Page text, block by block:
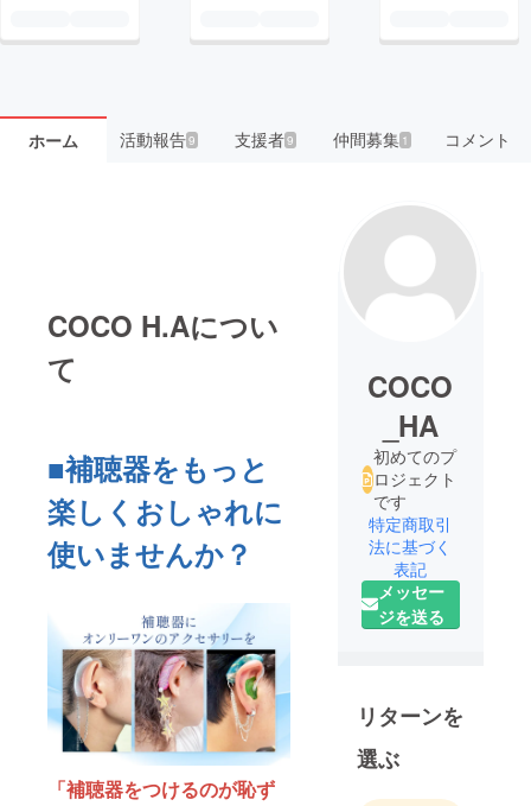
ホーム 活動報告9 支援者9 仲間募集 1 コメント
COCO H.Aについ
て
■補聴器をもっと
楽しくおしゃれに
使いませんか？
「補聴器をつけるのが恥ず
COCO
_HA
初めてのプ
ロジェクト
です
特定商取引
法に基づく
表記
メッセー
ジを送る
リターンを
選ぶ